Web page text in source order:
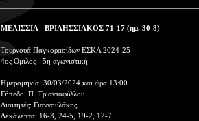
ΜΕΛΙΣΣΙΑ - ΒΡΙΛΗΣΣΙΑΚΟΣ 71-17 (ημ. 30-8)
Τουρνουά Παγκορασίδων ΕΣΚΑ 2024-25
4ος Όμιλος - 5η αγωνιστική
Ημερομηνία: 30/03/2024 και ώρα 13:00
Γήπεδο: Π. Τριανταφύλλου
Διαιτητές: Γιαννουλάκης
Δεκάλεπτα: 16-3, 24-5, 19-2, 12-7